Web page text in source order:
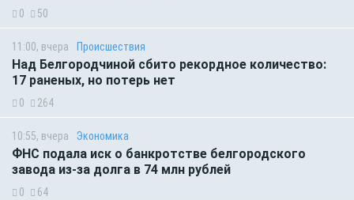
0 50
11:00, вчера Происшествия
Над Белгородчиной сбито рекордное количество:
17 раненых, но потерь нет
0 264
10:55, вчера Экономика
ФНС подала иск о банкротстве белгородского
завода из-за долга в 74 млн рублей
0 64